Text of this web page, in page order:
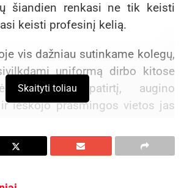
šiandien renkasi ne tik keisti
keisti profesinį kelią.
vis dažniau sutinkame kolegų,
uniformą dirbo kitose
profesinę patirtį, augino
ieškojo prasmingos vietos jas
vertę žmonėse, kurie atsineša
naują požiūrį, brandą ir
Skaityti toliau